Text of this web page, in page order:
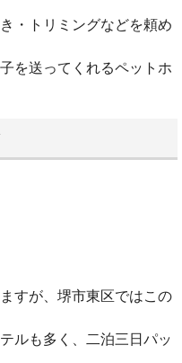
・トリミングなどを頼め
を送ってくれるペットホ
すが、堺市東区ではこの
ルも多く、二泊三日パッ